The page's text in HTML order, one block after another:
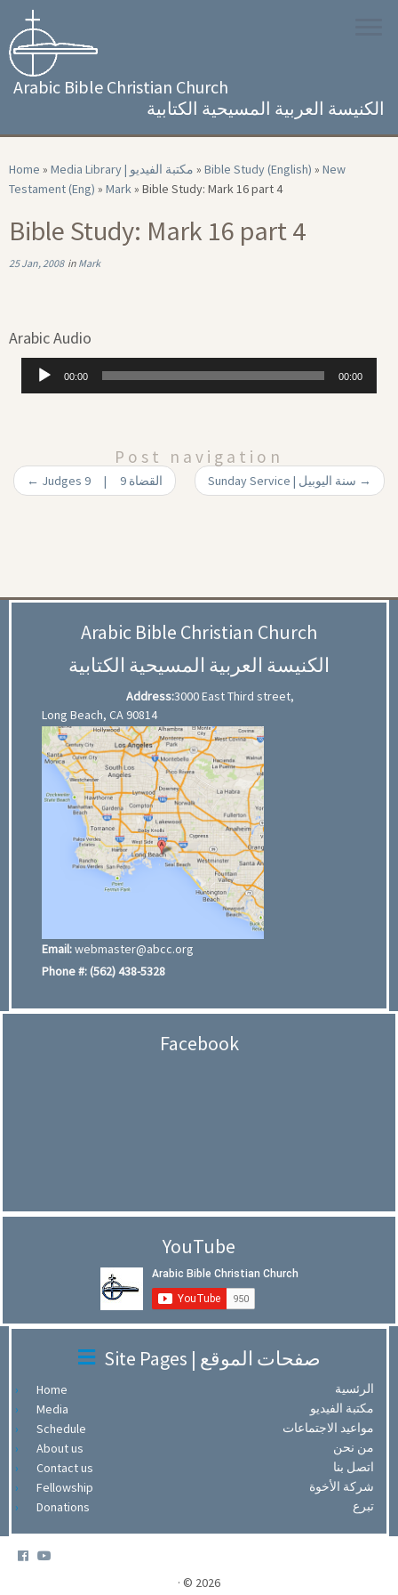
content
Arabic Bible Christian Church
الكنيسة العربية المسيحية الكتابية
Home » Media Library | مكتبة الفيديو » Bible Study (English) » New
Testament (Eng) » Mark» Bible Study: Mark 16 part 4
Bible Study: Mark 16 part 4
25 Jan, 2008in Mark
Arabic Audio
Audio
Player
00:00 00:00
Post navigation
← Judges 9 | 9 القضاة →
Arabic Bible Christian Church
الكنيسة العربية المسيحية الكتابية
Address:3000 East Third street,
Long Beach, CA 90814
Email:webmaster@abcc.org
Phone #:(562) 438-5328
Facebook
YouTube
Site Pages | صفحات الموقع
Home
الرئسية
Media
مكتبة الفيديو
Schedule
مواعيد الاجتماعات
About us
من نحن
Contact us
اتصل بنا
Fellowship
شركة الأخوة
Donations
تبرع
· © 2026